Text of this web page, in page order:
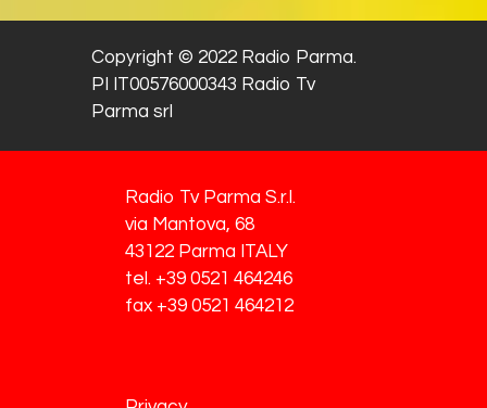
Copyright © 2022 Radio Parma.
PI IT00576000343 Radio Tv
Parma srl
Radio Tv Parma S.r.l.
via Mantova, 68
43122 Parma ITALY
tel. +39 0521 464246
fax +39 0521 464212